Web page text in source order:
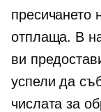
пресичането
отплаща. В
ви
успели да
числата за